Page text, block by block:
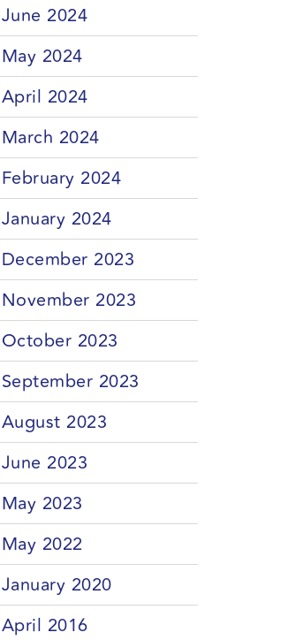
June 2024
May 2024
April 2024
March 2024
February 2024
January 2024
December 2023
November 2023
October 2023
September 2023
August 2023
June 2023
May 2023
May 2022
January 2020
April 2016